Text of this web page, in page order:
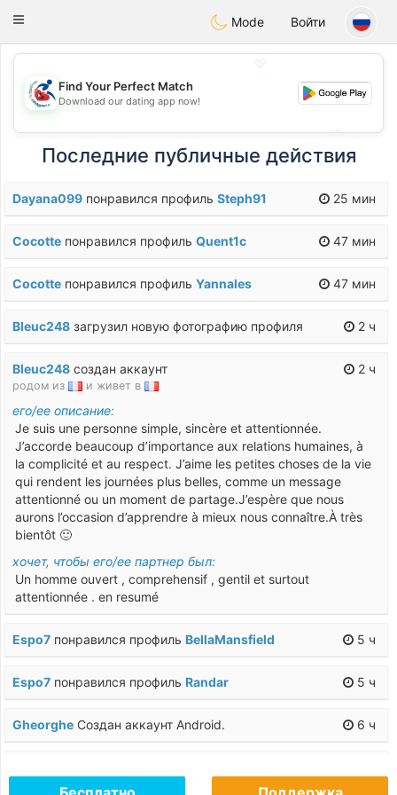
Handi Space
Toggle
Mode Войти
💖
💕
💕
Find Your Perfect Match
Download our dating app now!
Последние публичные действия
25 мин
Dayana099 понравился профиль Steph91
47 мин
Cocotte понравился профиль Quent1c
47 мин
Cocotte понравился профиль Yannales
2 ч
Bleuc248 загрузил новую фотографию профиля
2 ч
Bleuc248 создан аккаунт
родом из и живет в
его/ее описание:
Je suis une personne simple, sincère et attentionnée.
J’accorde beaucoup d’importance aux relations humaines, à
la complicité et au respect. J’aime les petites choses de la vie
qui rendent les journées plus belles, comme un message
attentionné ou un moment de partage.J’espère que nous
aurons l’occasion d’apprendre à mieux nous connaître.À très
bientôt 🙂
хочет, чтобы его/ее партнер был:
Un homme ouvert , comprehensif , gentil et surtout
attentionnée . en resumé
5 ч
Espo7 понравился профиль BellaMansfield
5 ч
Espo7 понравился профиль Randar
6 ч
Gheorghe Создан аккаунт Android.